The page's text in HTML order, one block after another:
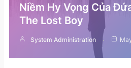
Niềm Hy Vọng Của
The Lost Boy
System Administration